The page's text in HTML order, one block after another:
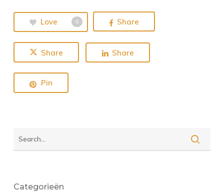
Love 0 Share
Share Share
Pin
Categorieën